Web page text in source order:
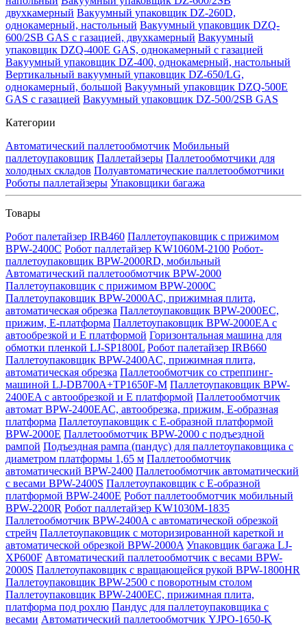
двухкамерный Вакуумный упаковщик DZ-260D,
однокамерный, настольный Вакуумный упаковщик DZQ-
600/2SB GAS с газацией, двухкамерный Вакуумный
упаковщик DZQ-400E GAS, однокамерный с газацией
Вакуумный упаковщик DZ-400, однокамерный, настольный
Вертикальный вакуумный упаковщик DZ-650/LG,
однокамерный, большой Вакуумный упаковщик DZQ-500E
GAS с газацией Вакуумный упаковщик DZ-500/2SB GAS
Категории
Автоматический паллетообмотчик Мобильный
паллетоупаковщик Паллетайзеры Паллетообмотчики для
холодных складов Полуавтоматические паллетообмотчики
Роботы паллетайзеры Упаковщики багажа
Товары
Робот палетайзер IRB460 Паллетоупаковщик с прижимом
BPW-2400C Робот паллетайзер KW1060M-2100 Робот-
паллетоупаковщик BPW-2000RD, мобильный
Автоматический паллетообмотчик BPW-2000
Паллетоупаковщик с прижимом BPW-2000C
Паллетоупаковщик BPW-2000AC, прижимная плита,
автоматическая обрезка Паллетоупаковщик BPW-2000EC,
прижим, Е-платформа Паллетоупаковщик BPW-2000EA с
автообрезкой и Е платформой Горизонтальная машина для
обмотки пленкой LJ-SP1800L Робот палетайзер IRB660
Паллетоупаковщик BPW-2400AC, прижимная плита,
автоматическая обрезка Паллетообмотчик со стреппинг-
машиной LJ-DB700A+TP1650F-M Паллетоупаковщик BPW-
2400EA с автообрезкой и Е платформой Паллетообмотчик
автомат BPW-2400ЕАС, автообрезка, прижим, Е-образная
платформа Паллетоупаковщик с Е-образной платформой
BPW-2000E Паллетообмотчик BPW-2000 с подъездной
рампой Подъездная рампа (пандус) для паллетоупаковщика с
диаметром платформы 1,65 м Паллетообмотчик
автоматический BPW-2400 Паллетообмотчик автоматический
с весами BPW-2400S Паллетоупаковщик с Е-образной
платформой BPW-2400E Робот паллетообмотчик мобильный
BPW-2200R Робот паллетайзер KW1030M-1835
Паллетообмотчик BPW-2400A с автоматической обрезкой
стрейч Паллетоупаковщик с моторизированной кареткой и
автоматической обрезкой BPW-2000A Упаковщик багажа LJ-
XP600F Автоматический паллетообмотчик с весами BPW-
2000S Паллетоупаковщик с вращающейся рукой BPW-1800HR
Паллетоупаковщик BPW-2500 с поворотным столом
Паллетоупаковщик BPW-2400EC, прижимная плита,
платформа под рохлю Пандус для паллетоупаковщика с
весами Автоматический паллетообмотчик YJPO-1650-K